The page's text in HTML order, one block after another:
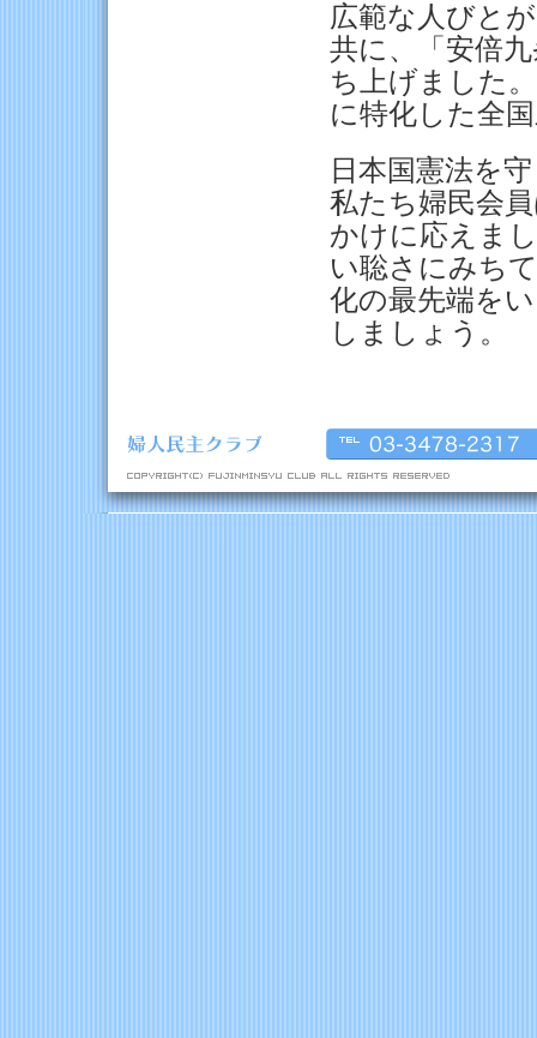
広範な人びと
共に、「安倍
ち上げました
に特化した全
日本国憲法を
私たち婦民会
かけに応えま
い聡さにみち
化の最先端を
しましょう。